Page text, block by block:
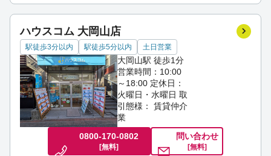
ハウスコム 大岡山店
駅徒歩3分以内 駅徒歩5分以内 土日営業
大岡山駅 徒歩1分
営業時間：10:00
～18:00 定休日：
火曜日・水曜日 取
引態様： 賃貸仲介
業
0800-170-0802
[無料]
問い合わせ
[無料]